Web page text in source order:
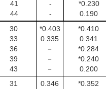
41
44
-
-
*0.230
0.190
30
33
36
39
43
*0.403
0.335
－
－
－
*0.410
0.341
*0.284
*0.240
0.200
31
0.346
*0.352